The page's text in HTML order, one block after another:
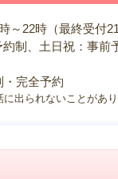
出られないことがあ